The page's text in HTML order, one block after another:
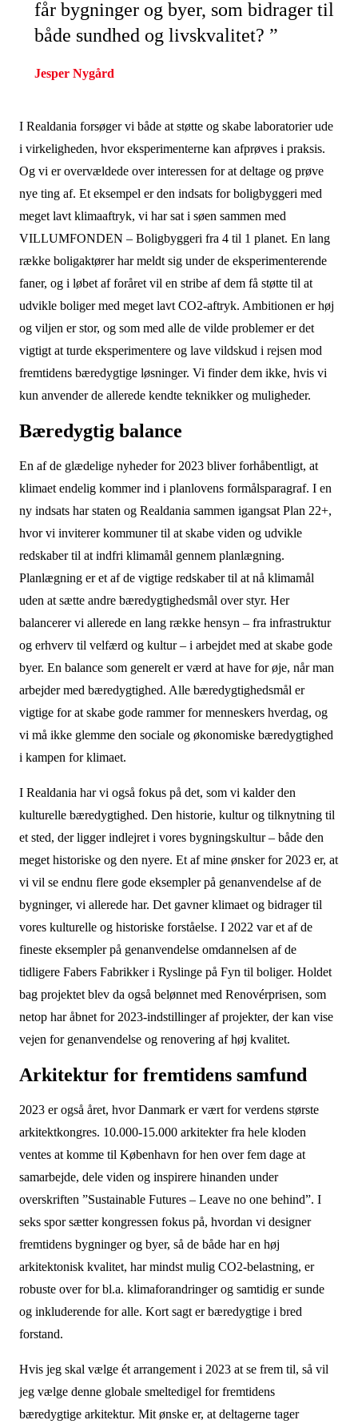
får bygninger og byer, som bidrager til
både sundhed og livskvalitet? ”
Jesper Nygård
I Realdania forsøger vi både at støtte og skabe laboratorier ude
i virkeligheden, hvor eksperimenterne kan afprøves i praksis.
Og vi er overvældede over interessen for at deltage og prøve
nye ting af. Et eksempel er den indsats for boligbyggeri med
meget lavt klimaaftryk, vi har sat i søen sammen med
VILLUMFONDEN – Boligbyggeri fra 4 til 1 planet. En lang
række boligaktører har meldt sig under de eksperimenterende
faner, og i løbet af foråret vil en stribe af dem få støtte til at
udvikle boliger med meget lavt CO2-aftryk. Ambitionen er høj
og viljen er stor, og som med alle de vilde problemer er det
vigtigt at turde eksperimentere og lave vildskud i rejsen mod
fremtidens bæredygtige løsninger. Vi finder dem ikke, hvis vi
kun anvender de allerede kendte teknikker og muligheder.
Bæredygtig balance
En af de glædelige nyheder for 2023 bliver forhåbentligt, at
klimaet endelig kommer ind i planlovens formålsparagraf. I en
ny indsats har staten og Realdania sammen igangsat Plan 22+,
hvor vi inviterer kommuner til at skabe viden og udvikle
redskaber til at indfri klimamål gennem planlægning.
Planlægning er et af de vigtige redskaber til at nå klimamål
uden at sætte andre bæredygtighedsmål over styr. Her
balancerer vi allerede en lang række hensyn – fra infrastruktur
og erhverv til velfærd og kultur – i arbejdet med at skabe gode
byer. En balance som generelt er værd at have for øje, når man
arbejder med bæredygtighed. Alle bæredygtighedsmål er
vigtige for at skabe gode rammer for menneskers hverdag, og
vi må ikke glemme den sociale og økonomiske bæredygtighed
i kampen for klimaet.
I Realdania har vi også fokus på det, som vi kalder den
kulturelle bæredygtighed. Den historie, kultur og tilknytning til
et sted, der ligger indlejret i vores bygningskultur – både den
meget historiske og den nyere. Et af mine ønsker for 2023 er, at
vi vil se endnu flere gode eksempler på genanvendelse af de
bygninger, vi allerede har. Det gavner klimaet og bidrager til
vores kulturelle og historiske forståelse. I 2022 var et af de
fineste eksempler på genanvendelse omdannelsen af de
tidligere Fabers Fabrikker i Ryslinge på Fyn til boliger. Holdet
bag projektet blev da også belønnet med Renovérprisen, som
netop har åbnet for 2023-indstillinger af projekter, der kan vise
vejen for genanvendelse og renovering af høj kvalitet.
Arkitektur for fremtidens samfund
2023 er også året, hvor Danmark er vært for verdens største
arkitektkongres. 10.000-15.000 arkitekter fra hele kloden
ventes at komme til København for hen over fem dage at
samarbejde, dele viden og inspirere hinanden under
overskriften ”Sustainable Futures – Leave no one behind”. I
seks spor sætter kongressen fokus på, hvordan vi designer
fremtidens bygninger og byer, så de både har en høj
arkitektonisk kvalitet, har mindst mulig CO2-belastning, er
robuste over for bl.a. klimaforandringer og samtidig er sunde
og inkluderende for alle. Kort sagt er bæredygtige i bred
forstand.
Hvis jeg skal vælge ét arrangement i 2023 at se frem til, så vil
jeg vælge denne globale smeltedigel for fremtidens
bæredygtige arkitektur. Mit ønske er, at deltagerne tager